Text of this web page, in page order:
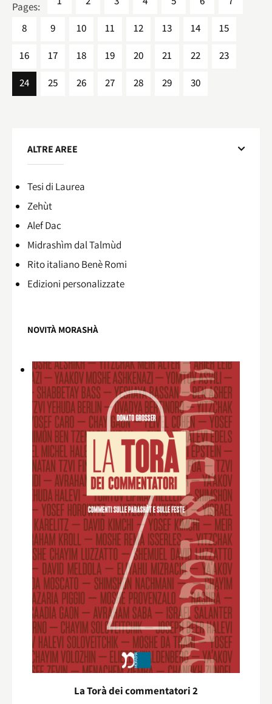
Pages:
8 9 10 11 12 13 14 15
16 17 18 19 20 21 22 23
24 25 26 27 28 29 30
ALTRE AREE
Tesi di Laurea
Zehùt
Alef Dac
Midrashìm dal Talmùd
Rito italiano Benè Romi​
Edizioni personalizzate
NOVITÀ MORASHÀ
La Torà dei commentatori 2